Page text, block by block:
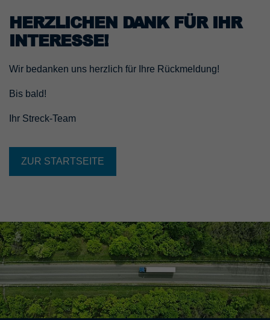
HERZLICHEN DANK FÜR IHR
INTERESSE!
Wir bedanken uns herzlich für Ihre Rückmeldung!
Bis bald!
Ihr Streck-Team
ZUR STARTSEITE